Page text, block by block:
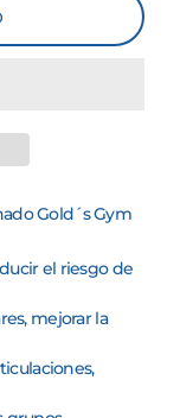
Gold´s Gym
el riesgo de
mejorar la